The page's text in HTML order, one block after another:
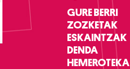
GURE BERRI
ZOZKETAK
ESKAINTZAK
DENDA
HEMEROTEKA